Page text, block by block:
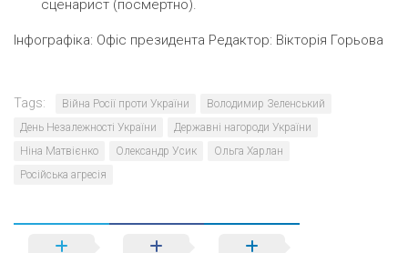
сценарист (посмертно).
Інфографіка: Офіс президента Редактор: Вікторія Горьова
Tags: Війна Росії проти України
Володимир Зеленський
День Незалежності України
Державні нагороди України
Ніна Матвієнко
Олександр Усик
Ольга Харлан
Російська агресія